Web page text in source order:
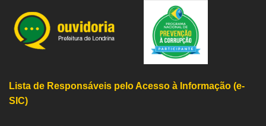
Lista de Responsáveis pelo Acesso à Informação (e-
SIC)